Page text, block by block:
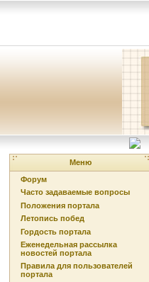
Меню
Форум
Часто задаваемые вопросы
Положения портала
Летопись побед
Гордость портала
Еженедельная рассылка
новостей портала
Правила для пользователей
портала